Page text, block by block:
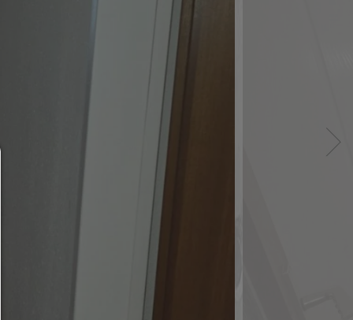
Consent Manager
Um fortfahren zu können,müssen Sie eine
Auswahl treffen. Nachfolgend erhalten Sie
Erläuterung der verschiedenen Optionen und